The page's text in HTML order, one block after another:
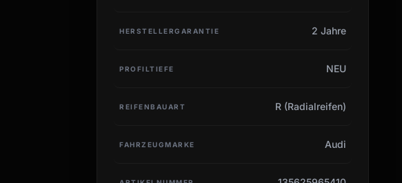
HERSTELLERGARANTIE 2 Jahre
PROFILTIEFE NEU
REIFENBAUART R (Radialreifen)
FAHRZEUGMARKE Audi